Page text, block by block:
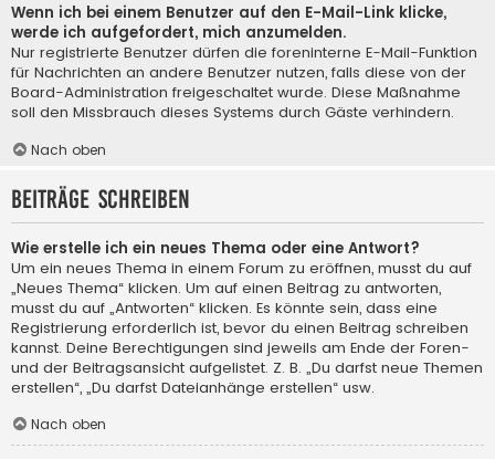
Wenn ich bei einem Benutzer auf den E-Mail-Link klicke,
werde ich aufgefordert, mich anzumelden.
Nur registrierte Benutzer dürfen die foreninterne E-Mail-Funktion
für Nachrichten an andere Benutzer nutzen, falls diese von der
Board-Administration freigeschaltet wurde. Diese Maßnahme
soll den Missbrauch dieses Systems durch Gäste verhindern.
Nach oben
Beiträge schreiben
Wie erstelle ich ein neues Thema oder eine Antwort?
Um ein neues Thema in einem Forum zu eröffnen, musst du auf
„Neues Thema“ klicken. Um auf einen Beitrag zu antworten,
musst du auf „Antworten“ klicken. Es könnte sein, dass eine
Registrierung erforderlich ist, bevor du einen Beitrag schreiben
kannst. Deine Berechtigungen sind jeweils am Ende der Foren-
und der Beitragsansicht aufgelistet. Z. B. „Du darfst neue Themen
erstellen“, „Du darfst Dateianhänge erstellen“ usw.
Nach oben